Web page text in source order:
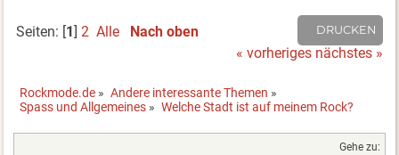
DRUCKEN
Seiten: [1] 2 Alle
Nach oben
« vorheriges nächstes »
Rockmode.de » Andere interessante Themen »
Spass und Allgemeines » Welche Stadt ist auf meinem Rock?
Gehe zu: